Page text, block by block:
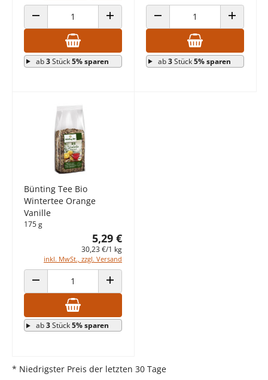
ANZAHL VERRINGERN ANZAHL ERHÖHEN
ab3Stück5% sparen
ANZAHL VERRINGERN ANZAHL
ab3Stück5% sparen
Bünting Tee Bio
Wintertee Orange
Vanille
175 g
5,29 €
30,23 €/1 kg
inkl. MwSt., zzgl. Versand
ANZAHL VERRINGERN ANZAHL ERHÖHEN
ab3Stück5% sparen
* Niedrigster Preis der letzten 30 Tage